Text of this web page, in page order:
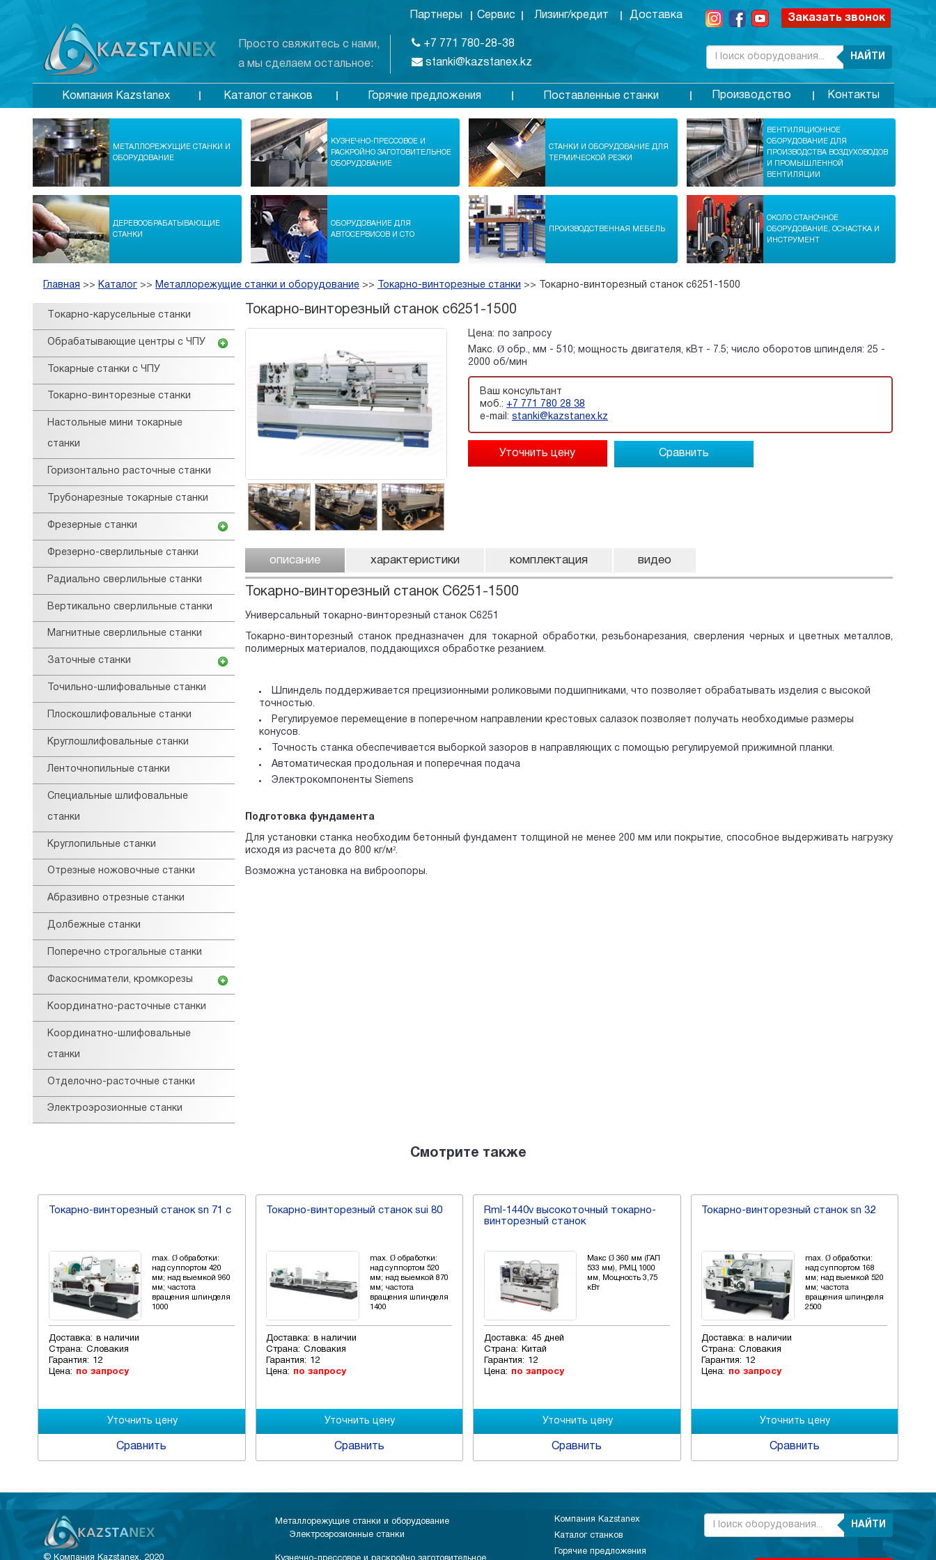
Просто свяжитесь с нами,
а мы сделаем остальное:
Партнеры Сервис Лизинг/кредит Доставка
+7 771 780-28-38
stanki@kazstanex.kz
Заказать звонок
НАЙТИ
Компания Kazstanex Каталог станков Горячие предложения Поставленные станки Производство Контакты
МЕТАЛЛОРЕЖУЩИЕ СТАНКИ И
ОБОРУДОВАНИЕ
КУЗНЕЧНО-ПРЕССОВОЕ И
РАСКРОЙНО ЗАГОТОВИТЕЛЬНОЕ
ОБОРУДОВАНИЕ
СТАНКИ И ОБОРУДОВАНИЕ ДЛЯ
ТЕРМИЧЕСКОЙ РЕЗКИ
ВЕНТИЛЯЦИОННОЕ
ОБОРУДОВАНИЕ ДЛЯ
ПРОИЗВОДСТВА ВОЗДУХОВОДОВ
И ПРОМЫШЛЕННОЙ
ВЕНТИЛЯЦИИ
ДЕРЕВООБРАБАТЫВАЮЩИЕ
СТАНКИ
ОБОРУДОВАНИЕ ДЛЯ
АВТОСЕРВИСОВ И СТО
ПРОИЗВОДСТВЕННАЯ МЕБЕЛЬ
ОКОЛО СТАНОЧНОЕ
ОБОРУДОВАНИЕ, ОСНАСТКА И
ИНСТРУМЕНТ
Главная >> Каталог >> Металлорежущие станки и оборудование >> Токарно-винторезные станки >> Токарно-винторезный станок c6251-1500
Tокарнo-карусельные станки
Обрабатывающие центры с ЧПУ
Токарные станки с ЧПУ
Токарно-винторезные станки
Настольные мини токарные
станки
Горизонтально расточные станки
Трубонарезные токарные станки
Фрезерные станки
Фрезерно-сверлильные станки
Радиально сверлильные станки
Вертикально сверлильные станки
Магнитные сверлильные станки
Заточные станки
Точильно-шлифовальные станки
Плоскошлифовальные станки
Круглошлифовальные станки
Ленточнопильные станки
Специальные шлифовальные
станки
Круглопильные станки
Отрезные ножовочные станки
Абразивно отрезные станки
Долбежные станки
Поперечно строгальные станки
Фаскосниматели, кромкорезы
Координатно-расточные станки
Координатно-шлифовальные
станки
Отделочно-расточные станки
Электроэрозионные станки
Токарно-винторезный станок c6251-1500
Цена: по запросу
Макс. Ø обр., мм - 510; мощность двигателя, кВт - 7.5; число оборотов шпинделя: 25 -
2000 об/мин
Ваш консультант
моб.: +7 771 780 28 38
e-mail: stanki@kazstanex.kz
Сравнить
описание характеристики комплектация видео
Токарно-винторезный станок C6251-1500
Универсальный токарно-винторезный станок C6251
Токарно-винторезный станок предназначен для токарной обработки, резьбонарезания, сверления черных и цветных металлов,
полимерных материалов, поддающихся обработке резанием.
Шпиндель поддерживается прецизионными роликовыми подшипниками, что позволяет обрабатывать изделия с высокой
точностью.
Регулируемое перемещение в поперечном направлении крестовых салазок позволяет получать необходимые размеры
конусов.
Точность станка обеспечивается выборкой зазоров в направляющих с помощью регулируемой прижимной планки.
Автоматическая продольная и поперечная подача
Электрокомпоненты Siemens
Подготовка фундамента
Для установки станка необходим бетонный фундамент толщиной не менее 200 мм или покрытие, способное выдерживать нагрузку
исходя из расчета до 800 кг/м².
Возможна установка на виброопоры.
Смотрите также
Токарно-винторезный станок sn 71 c
max. Ø обработки:
над суппортом 420
мм; над выемкой 960
мм; частота
вращения шпинделя
1000
Доставка: в наличии
Страна: Словакия
Гарантия: 12
Цена: по запросу
Сравнить
Токарно-винторезный станок sui 80
max. Ø обработки:
над суппортом 520
мм; над выемкой 870
мм; частота
вращения шпинделя
1400
Доставка: в наличии
Страна: Словакия
Гарантия: 12
Цена: по запросу
Сравнить
Rml-1440v высокоточный токарно-
винторезный станок
Макс Ø 360 мм (ГАП
533 мм), РМЦ 1000
мм, Мощность 3,75
кВт
Доставка: 45 дней
Страна:
Китай
Гарантия: 12
Цена: по запросу
Сравнить
Токарно-винторезный станок sn 32
max. Ø обработки:
над суппортом 168
мм; над выемкой 520
мм; частота
вращения шпинделя
2500
Доставка: в наличии
Страна: Словакия
Гарантия: 12
Цена: по запросу
Сравнить
© Компания Kazstanex, 2020
Металлорежущие станки и оборудование
Электроэрозионные станки
Компания Kazstanex
Каталог станков
Горячие предложения
НАЙТИ